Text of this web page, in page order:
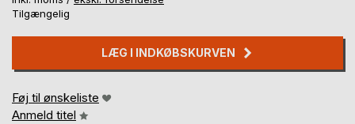
Tilgængelig
LÆG I INDKØBSKURVEN
Føj til ønskeliste
Anmeld titel